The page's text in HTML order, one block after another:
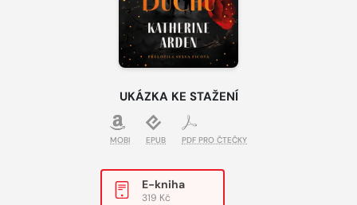
UKÁZKA KE STAŽENÍ
MOBI EPUB PDF PRO ČTEČKY
E-kniha
319 Kč